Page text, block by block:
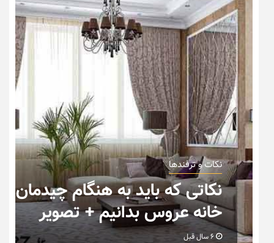
نکات و ترفندها
نکاتی که باید به هنگام چیدمان
خانه عروس بدانیم + تصویر